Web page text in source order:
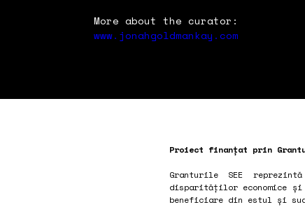
More about the curator:
www.jonahgoldmankay.com
Proiect finanțat prin
Granturile SEE
disparităților economice
beneficiare din estul și